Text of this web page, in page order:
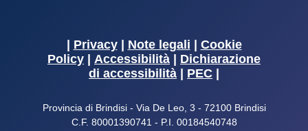
Privacy| Note legali
Cookie
Policy
Accessibilità
Dichiarazione
di accessibilità
PEC
Provincia di Brindisi - Via De Leo, 3 - 72100 Brindisi
C.F. 80001390741 - P.I. 00184540748